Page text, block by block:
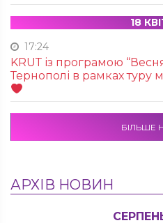
18
17:24
KRUТ із програмою
Тернополі в рамках туру
БІЛЬШЕ
АРХІВ НОВИН